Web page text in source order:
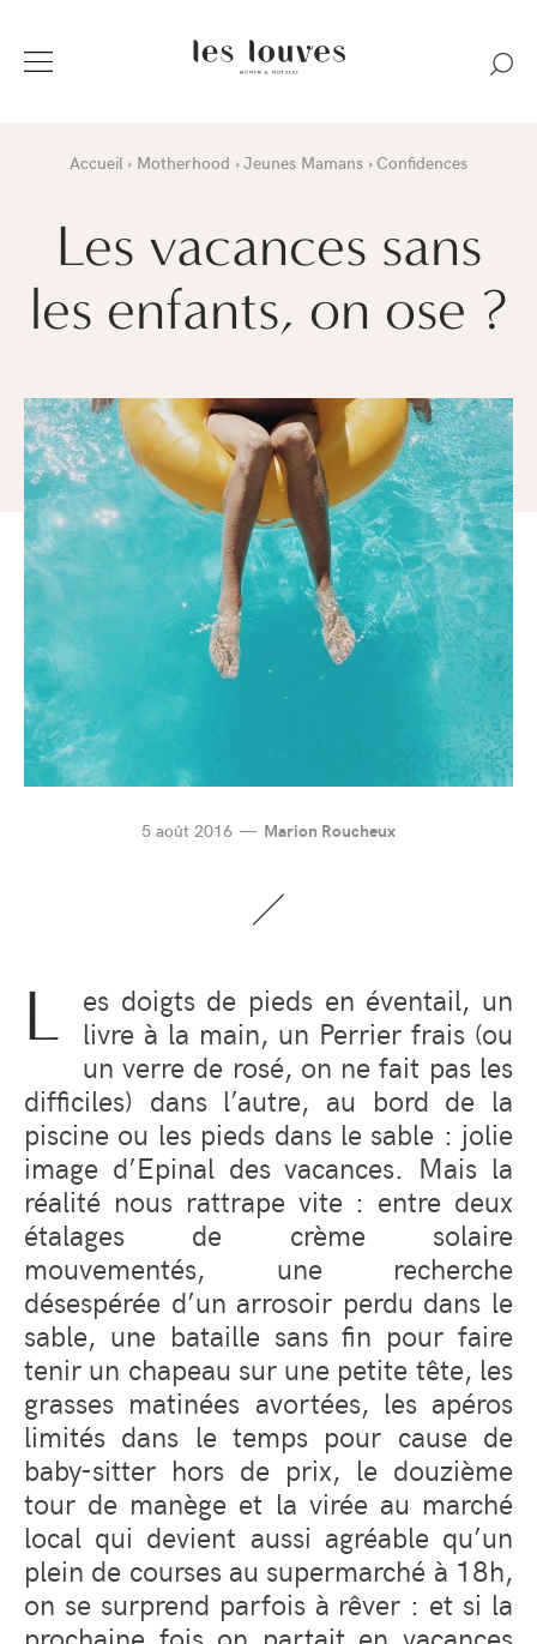
Accueil Motherhood Jeunes Mamans Confidences
Les vacances sans
les enfants, on ose ?
5 août 2016 Marion Roucheux
L
es doigts de pieds en éventail, un
livre à la main, un Perrier frais (ou
un verre de rosé, on ne fait pas les
difficiles) dans l’autre, au bord de la
piscine ou les pieds dans le sable : jolie
image d’Epinal des vacances. Mais la
réalité nous rattrape vite : entre deux
étalages de crème solaire
mouvementés, une recherche
désespérée d’un arrosoir perdu dans le
sable, une bataille sans fin pour faire
tenir un chapeau sur une petite tête, les
grasses matinées avortées, les apéros
limités dans le temps pour cause de
baby-sitter hors de prix, le douzième
tour de manège et la virée au marché
local qui devient aussi agréable qu’un
plein de courses au supermarché à 18h,
on se surprend parfois à rêver : et si la